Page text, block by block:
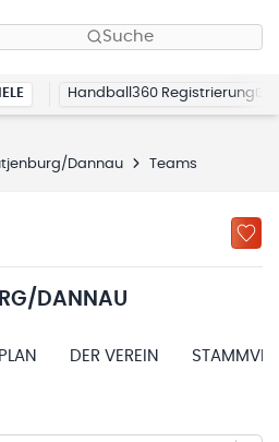
Suche
Handball360 Registrierung
Dannau Teams
DANNAU
DER VEREIN